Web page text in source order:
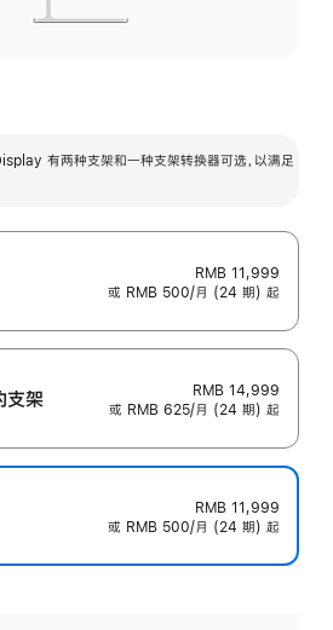
有两种支架和一种支架转换器可选，以满足
RMB 11,999
或 RMB 500/月 (24 期) 起
支‍架
RMB 14,999
或 RMB 625/月 (24 期) 起
RMB 11,999
或 RMB 500/月 (24 期) 起